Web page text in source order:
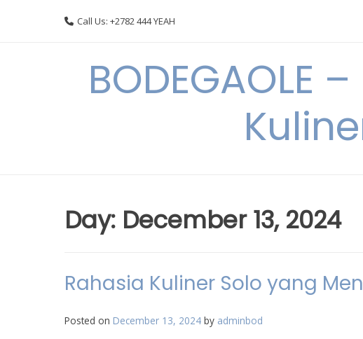
Call Us: +2782 444 YEAH
Day: December 13, 2024
Rahasia Kuliner Solo yang
Posted on December 13, 2024 by adminbod